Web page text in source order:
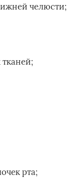
челюсти;
рта;